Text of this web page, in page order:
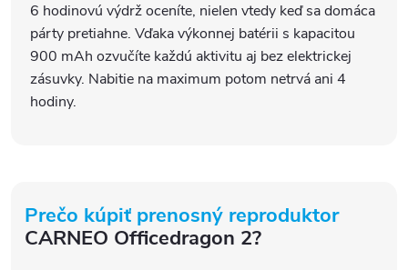
6 hodinovú výdrž oceníte, nielen vtedy keď sa domáca
párty pretiahne. Vďaka výkonnej batérii s kapacitou
900 mAh ozvučíte každú aktivitu aj bez elektrickej
zásuvky. Nabitie na maximum potom netrvá ani 4
hodiny.
Prečo kúpiť prenosný reproduktor
CARNEO Officedragon 2?